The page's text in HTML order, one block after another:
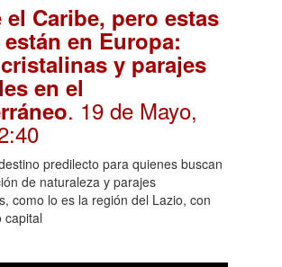
el Caribe, pero estas
en Europa:
y parajes
en el
. 19 de Mayo,
predilecto para quienes buscan
de naturaleza y parajes
como lo es la región del Lazio, con
capital